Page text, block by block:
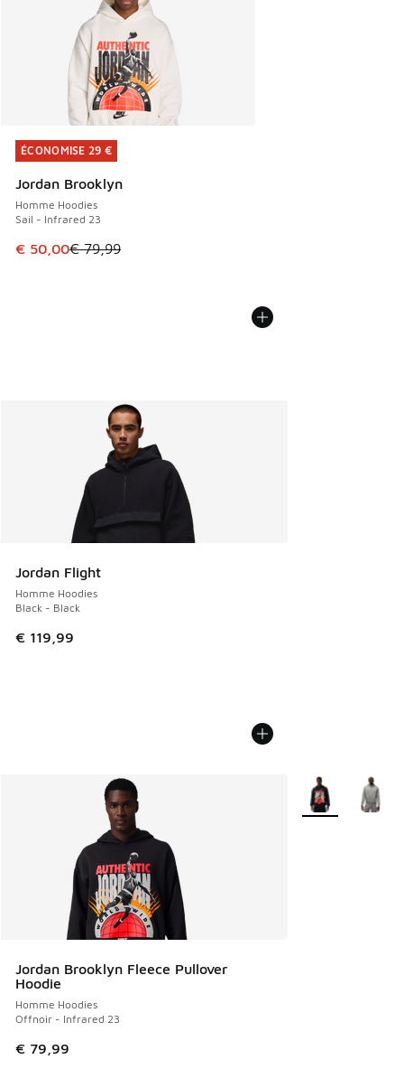
ÉCONOMISE 29 €
Jordan Brooklyn
Homme Hoodies
Sail - Infrared 23
Cet article est en promotion. Prix en baisse de € 79,99 à
€ 50,00€ 79,99
ÉCONOMISE 29 €
Jordan Flight
Homme Hoodies
Black - Black
€ 119,99
Jordan Brooklyn Fleece Pullover
Hoodie
Homme Hoodies
Offnoir - Infrared 23
€ 79,99
Plus de couleurs